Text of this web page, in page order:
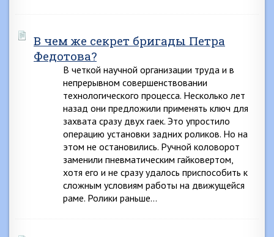
В чем же секрет бригады Петра
Федотова?
В четкой научной организации труда и в
непрерывном совершенствовании
технологического процесса. Несколько лет
назад они предложили применять ключ для
захвата сразу двух гаек. Это упростило
операцию установки задних роликов. Но на
этом не остановились. Ручной коловорот
заменили пневматическим гайковертом,
хотя его и не сразу удалось приспособить к
сложным условиям работы на движущейся
раме. Ролики раньше…